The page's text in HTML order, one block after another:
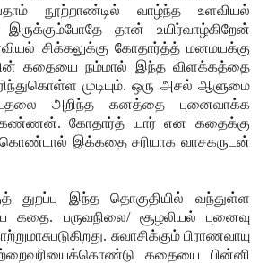
நூற்றாண்டில் வாழ்ந்த உளவியல்
தான் உயிர்வாழ்கிறேன்
சிக்கலுக்கு கோதார்த்த் மனமயக்கு
கதையை நம்மால் இந்த விளக்கத்தை
முடியும். ஒரு அசல் ஆளுமை
அறிந்த கனத்தை புனைவாக்க
கோதார்த் யார் என கதைக்கு
இக்கதை சரியாக வாசகருடன்
துறப்பு இந்த தொகுதியில் வந்துள்ள
கதை. பருவநிலை/ சூழலியல் புனைவு
சுவாசிக்கும் பிராணவாயு
கதையை பின்னி